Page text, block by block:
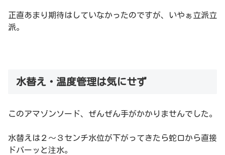
正直あまり期待はしていなかったのですが、いやぁ立派立
派。
水替え・温度管理は気にせず
このアマゾンソード、ぜんぜん手がかかりませんでした。
水替えは２～３センチ水位が下がってきたら蛇口から直接
ドバーッと注水。